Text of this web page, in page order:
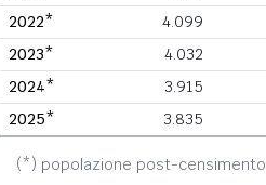
2022*
4.099
2023*
4.032
2024*
3.915
2025*
3.835
(*) popolazione post-censimento